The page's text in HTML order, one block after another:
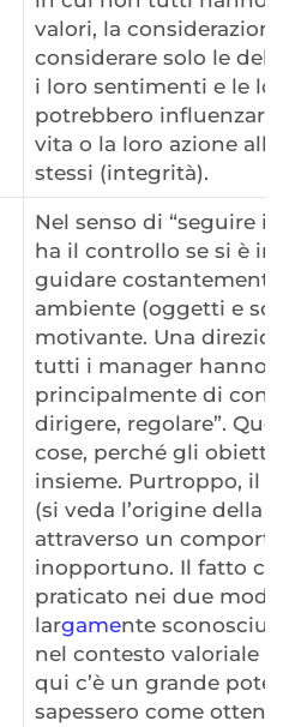
valori, la
considerare solo le
i loro sentimenti e le
potrebbero influenzarli
vita o la loro azione
stessi (integrità).
Nel senso di “seguire i
ha il controllo se si è in
guidare costantemente
ambiente (oggetti e
motivante. Una
tutti i manager hanno
principalmente di
dirigere, regolare”.
cose, perché gli
insieme. Purtroppo, il
(si veda l’origine della
attraverso un
inopportuno. Il fatto
praticato nei due modi
largamente
nel contesto valoriale
qui c’è un grande
sapessero come